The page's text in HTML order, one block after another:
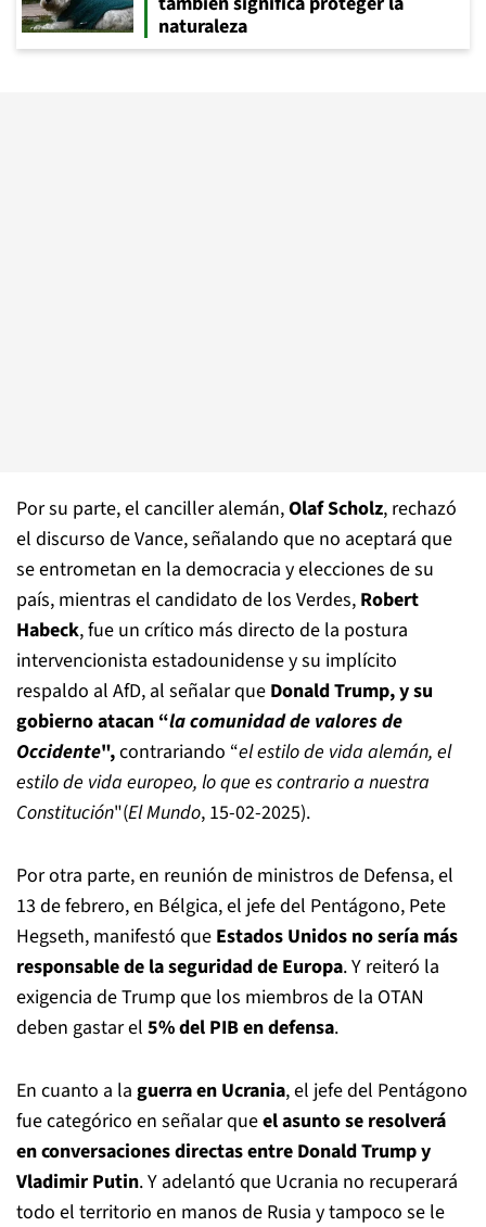
naturaleza
Por su parte, el canciller alemán,Olaf Scholz, rechazó
el discurso de Vance, señalando que no aceptará que
se entrometan en la democracia y elecciones de su
país, mientras el candidato de los Verdes, Robert
Habeck, fue un crítico más directo de la postura
intervencionista estadounidense y su implícito
respaldo al AfD, al señalar que Donald Trump, y su
gobierno atacan “la comunidad de valores de
Occidente",contrariando “el estilo de vida alemán, el
estilo de vida europeo, lo que es contrario a nuestra
Constitución"(El Mundo, 15-02-2025).
Por otra parte, en reunión de ministros de Defensa, el
13 de febrero, en Bélgica, el jefe del Pentágono, Pete
Hegseth, manifestó que Estados Unidos no sería más
responsable de la seguridad de Europa. Y reiteró la
exigencia de Trump que los miembros de la OTAN
deben gastar el 5% del PIB en defensa.
En cuanto a la guerra en Ucrania, el jefe del Pentágono
fue categórico en señalar queel asunto se resolverá
enconversaciones directas entre Donald Trump y
Vladimir Putin. Y adelantó que Ucrania no recuperará
todo el territorio en manos de Rusia y tampoco se le